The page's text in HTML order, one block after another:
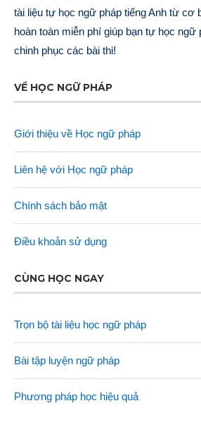
tài liệu tự học ngữ pháp tiếng Anh từ cơ
hoàn toàn miễn phí giúp bạn tự học ngữ
chinh phục các bài thi!
VỀ HỌC NGỮ PHÁP
Giới thiệu về Học ngữ pháp
Liên hệ với Học ngữ pháp
Chính sách bảo mật
Điều khoản sử dụng
CÙNG HỌC NGAY
Trọn bộ tài liệu học ngữ pháp
Bài tập luyện ngữ pháp
Phương pháp học hiệu quả